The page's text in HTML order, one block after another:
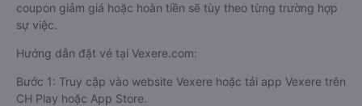
coupon giảm giá hoặc hoàn tiền sẽ tùy theo từng trường hợp
sự việc.
Hướng dẫn đặt vé tại Vexere.com:
Bước 1: Truy cập vào website Vexere hoặc tải app Vexere trên
CH Play hoặc App Store.